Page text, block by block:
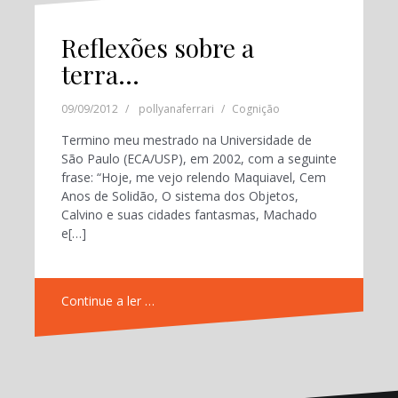
Reflexões sobre a
terra…
09/09/2012 pollyanaferrari Cognição
Termino meu mestrado na Universidade de
São Paulo (ECA/USP), em 2002, com a seguinte
frase: “Hoje, me vejo relendo Maquiavel, Cem
Anos de Solidão, O sistema dos Objetos,
Calvino e suas cidades fantasmas, Machado
e[…]
Continue a ler …